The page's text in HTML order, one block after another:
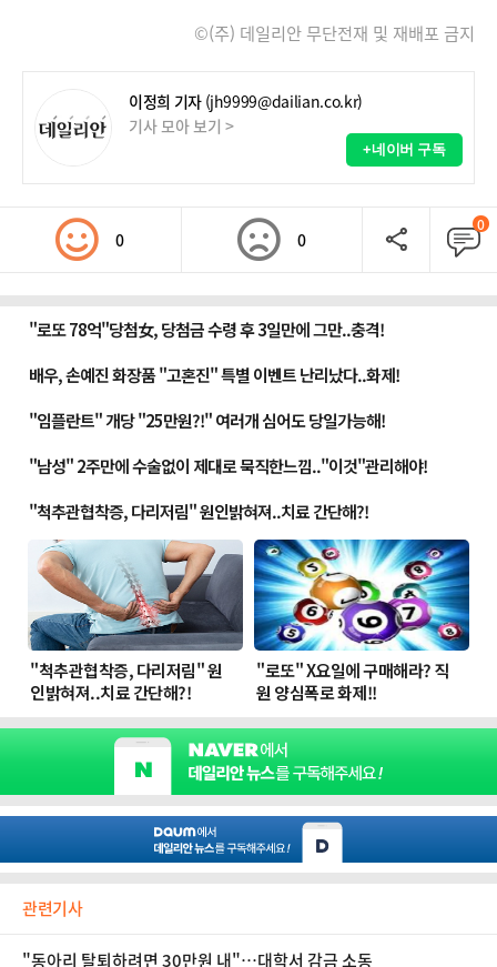
©(주) 데일리안 무단전재 및 재배포 금지
이정희 기자 (jh9999@dailian.co.kr)
기사 모아 보기 >
+네이버 구독
0 0
0
관련기사
"동아리 탈퇴하려면 30만원 내"…대학서 감금 소동